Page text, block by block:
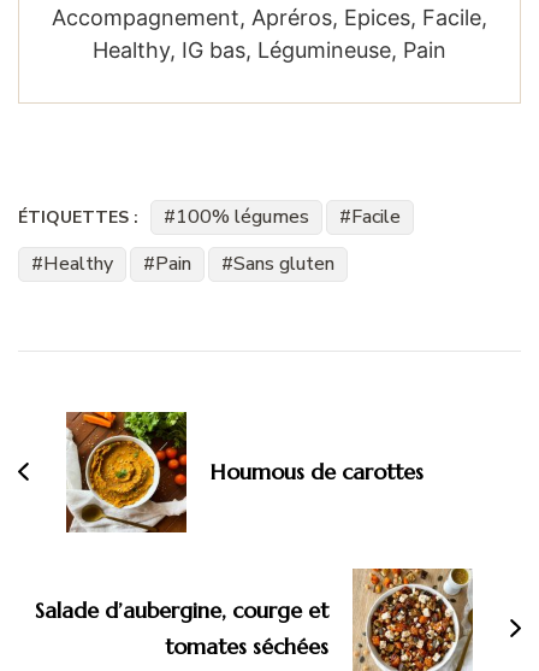
Accompagnement, Apréros, Epices, Facile,
Healthy, IG bas, Légumineuse, Pain
ÉTIQUETTES : 100% légumes
Facile
Healthy
Pain Sans gluten
d'article
Houmous de carottes
Salade d’aubergine, courge et
tomates séchées